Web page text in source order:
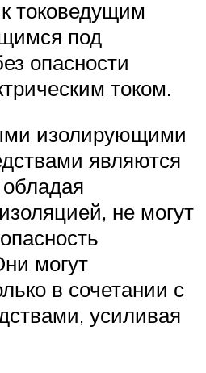
токоведущим
под
опасности
током.
изолирующими
являются
не могут
могут
в сочетании с
усиливая